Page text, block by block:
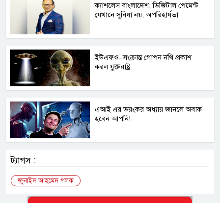
ক্যাশলেস বাংলাদেশ: ডিজিটাল পেমেন্ট
যেখানে সুবিধা নয়, অপরিহার্যতা
ইউএফও–সংক্রান্ত গোপন নথি প্রকাশ
করল যুক্তরাষ্ট্র
এআই এর ভয়ংকর অধ্যায় জানলে অবাক
হবেন আপনি!
ট্যাগস :
জুনাইদ আহমেদ পলক